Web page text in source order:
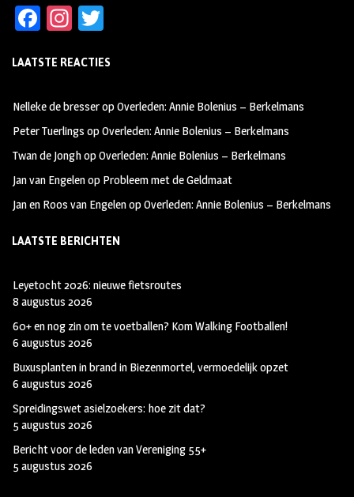
Fa
b
oo
k
In
ag
m
tt
LAATSTE REACTIES
Nelleke de bresseropOverleden: Annie Bolenius – Berkelmans
Peter Tuerlings opOverleden: Annie Bolenius – Berkelmans
Twan de JonghopOverleden: Annie Bolenius – Berkelmans
Jan van Engelenop Probleem met de Geldmaat
Jan en Roos van EngelenopOverleden: Annie Bolenius – Berkelmans
LAATSTE BERICHTEN
Leyetocht 2026: nieuwe fietsroutes
8 augustus 2026
60+ en nog zin om te voetballen? Kom Walking Footballen!
6 augustus 2026
Buxusplanten in brand in Biezenmortel, vermoedelijk opzet
6 augustus 2026
Spreidingswet asielzoekers: hoe zit dat?
5 augustus 2026
Bericht voor de leden van Vereniging 55+
5 augustus 2026